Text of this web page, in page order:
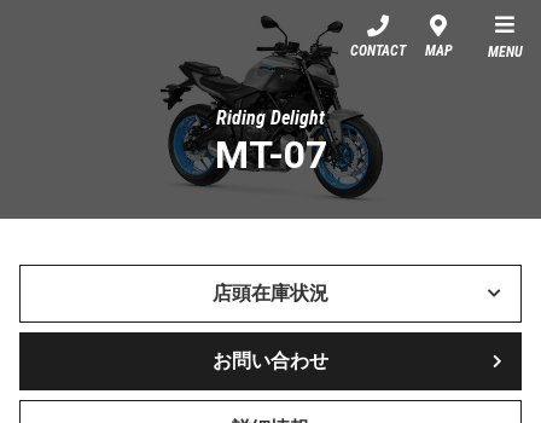
YSP東大宮
CONTACT MAP MENU
Riding Delight
MT-07
店頭在庫状況
お問い合わせ